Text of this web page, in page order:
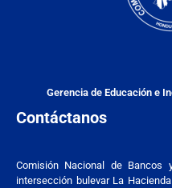
Gerencia de Educación e
Contáctanos
Comisión Nacional de Bancos
intersección bulevar La